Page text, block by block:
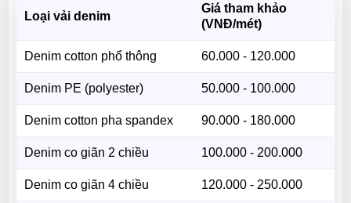
Loại vải denim
Giá tham khảo
(VNĐ/mét)
Denim cotton phổ thông 60.000 - 120.000
Denim PE (polyester) 50.000 - 100.000
Denim cotton pha spandex 90.000 - 180.000
Denim co giãn 2 chiều 100.000 - 200.000
Denim co giãn 4 chiều 120.000 - 250.000